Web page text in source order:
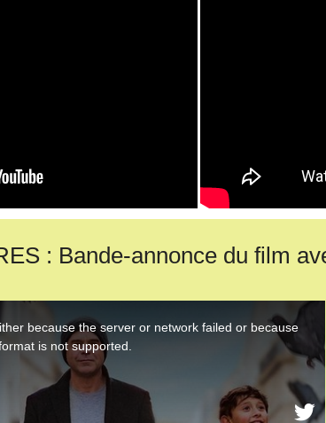
: Bande-annonce du film